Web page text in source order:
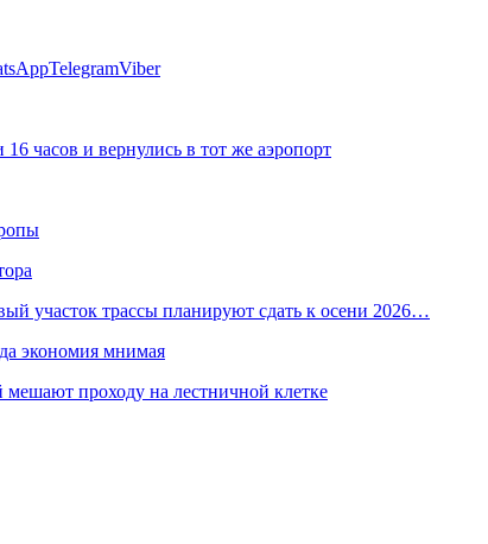
TelegramViber
часов и вернулись в тот же аэропорт
участок трассы планируют сдать к осени 2026…
экономия мнимая
мешают проходу на лестничной клетке